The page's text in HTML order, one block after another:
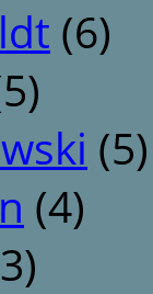
(6)
(5)
(4)